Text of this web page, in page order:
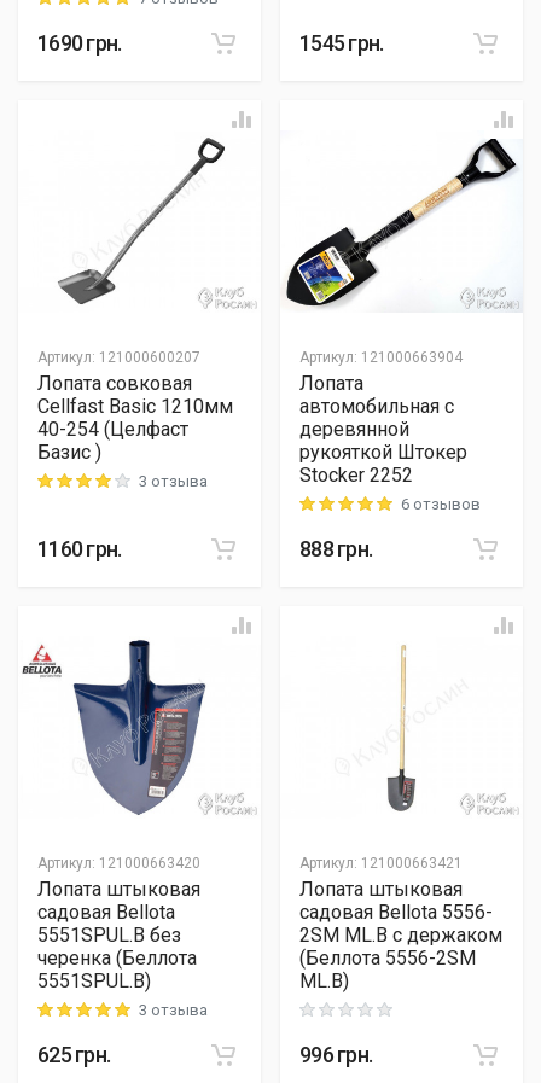
1690грн. 1545грн.
Артикул: 121000600207
Лопата совковая
Cellfast Basic 1210мм
40-254 (Целфаст
Базис )
Rating: 4 out of 53 отзыва
1160грн.
Артикул: 121000663904
Лопата
автомобильная с
деревянной
рукояткой Штокер
Stocker 2252
Rating: 5 out of 56 отзывов
888грн.
Артикул: 121000663420
Лопата штыковая
садовая Bellota
5551SPUL.B без
черенка (Беллота
5551SPUL.B)
Rating: 5 out of 53 отзыва
625грн.
Артикул: 121000663421
Лопата штыковая
садовая Bellota 5556-
2SM ML.B с держаком
(Беллота 5556-2SM
ML.B)
Rating: 0 out of 5
996грн.